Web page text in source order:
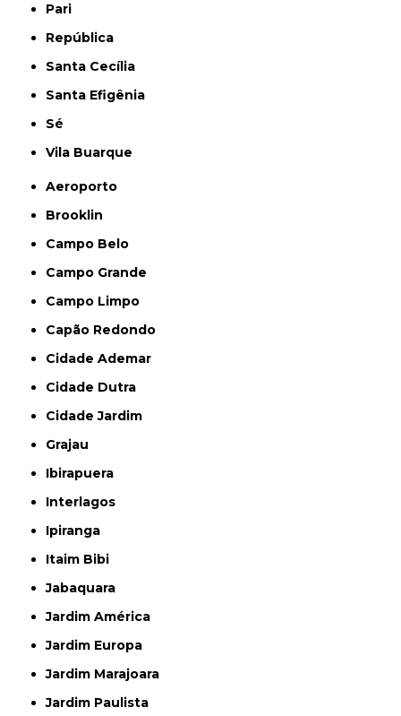
Pari
República
Santa Cecília
Santa Efigênia
Sé
Vila Buarque
Aeroporto
Brooklin
Campo Belo
Campo Grande
Campo Limpo
Capão Redondo
Cidade Ademar
Cidade Dutra
Cidade Jardim
Grajau
Ibirapuera
Interlagos
Ipiranga
Itaim Bibi
Jabaquara
Jardim América
Jardim Europa
Jardim Marajoara
Jardim Paulista